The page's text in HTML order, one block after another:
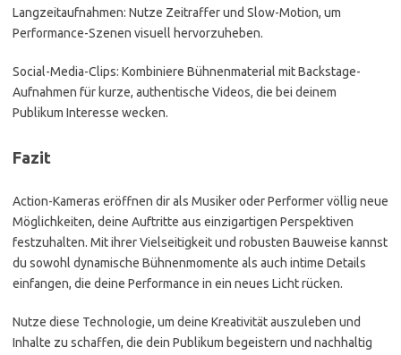
Langzeitaufnahmen: Nutze Zeitraffer und Slow-Motion, um
Performance-Szenen visuell hervorzuheben.
Social-Media-Clips: Kombiniere Bühnenmaterial mit Backstage-
Aufnahmen für kurze, authentische Videos, die bei deinem
Publikum Interesse wecken.
Fazit
Action-Kameras eröffnen dir als Musiker oder Performer völlig neue
Möglichkeiten, deine Auftritte aus einzigartigen Perspektiven
festzuhalten. Mit ihrer Vielseitigkeit und robusten Bauweise kannst
du sowohl dynamische Bühnenmomente als auch intime Details
einfangen, die deine Performance in ein neues Licht rücken.
Nutze diese Technologie, um deine Kreativität auszuleben und
Inhalte zu schaffen, die dein Publikum begeistern und nachhaltig